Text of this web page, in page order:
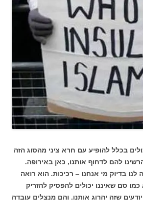
בכלל להופיע עם חרא ציני מהסוג הזה
להם לדחוף אותנו, כאן באירופה.
בדיוק מי אנחנו – רכיכות. הוא רואה
סם שאיננו יכולים להפסיק להזריק
שזה יהרוג אותנו. והם מנצלים עובדה